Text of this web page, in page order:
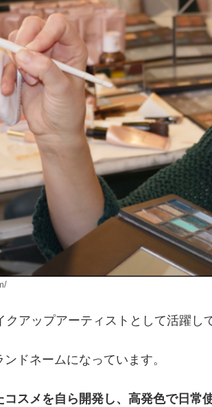
アップアーティストとして活躍し
ドネームになっています。
スメを自ら開発し、高発色で日常